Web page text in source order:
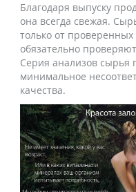
Благодаря выпуску
она всегда свежая.
только от
обязательно
Серия анализов сырья
минимальное
качества.